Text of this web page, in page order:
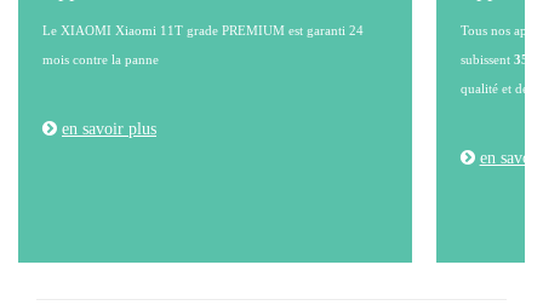
Le XIAOMI Xiaomi 11T grade PREMIUM est garanti 24
mois contre la panne
en savoir plus
Tous nos
subissent 35
qualité et de
en